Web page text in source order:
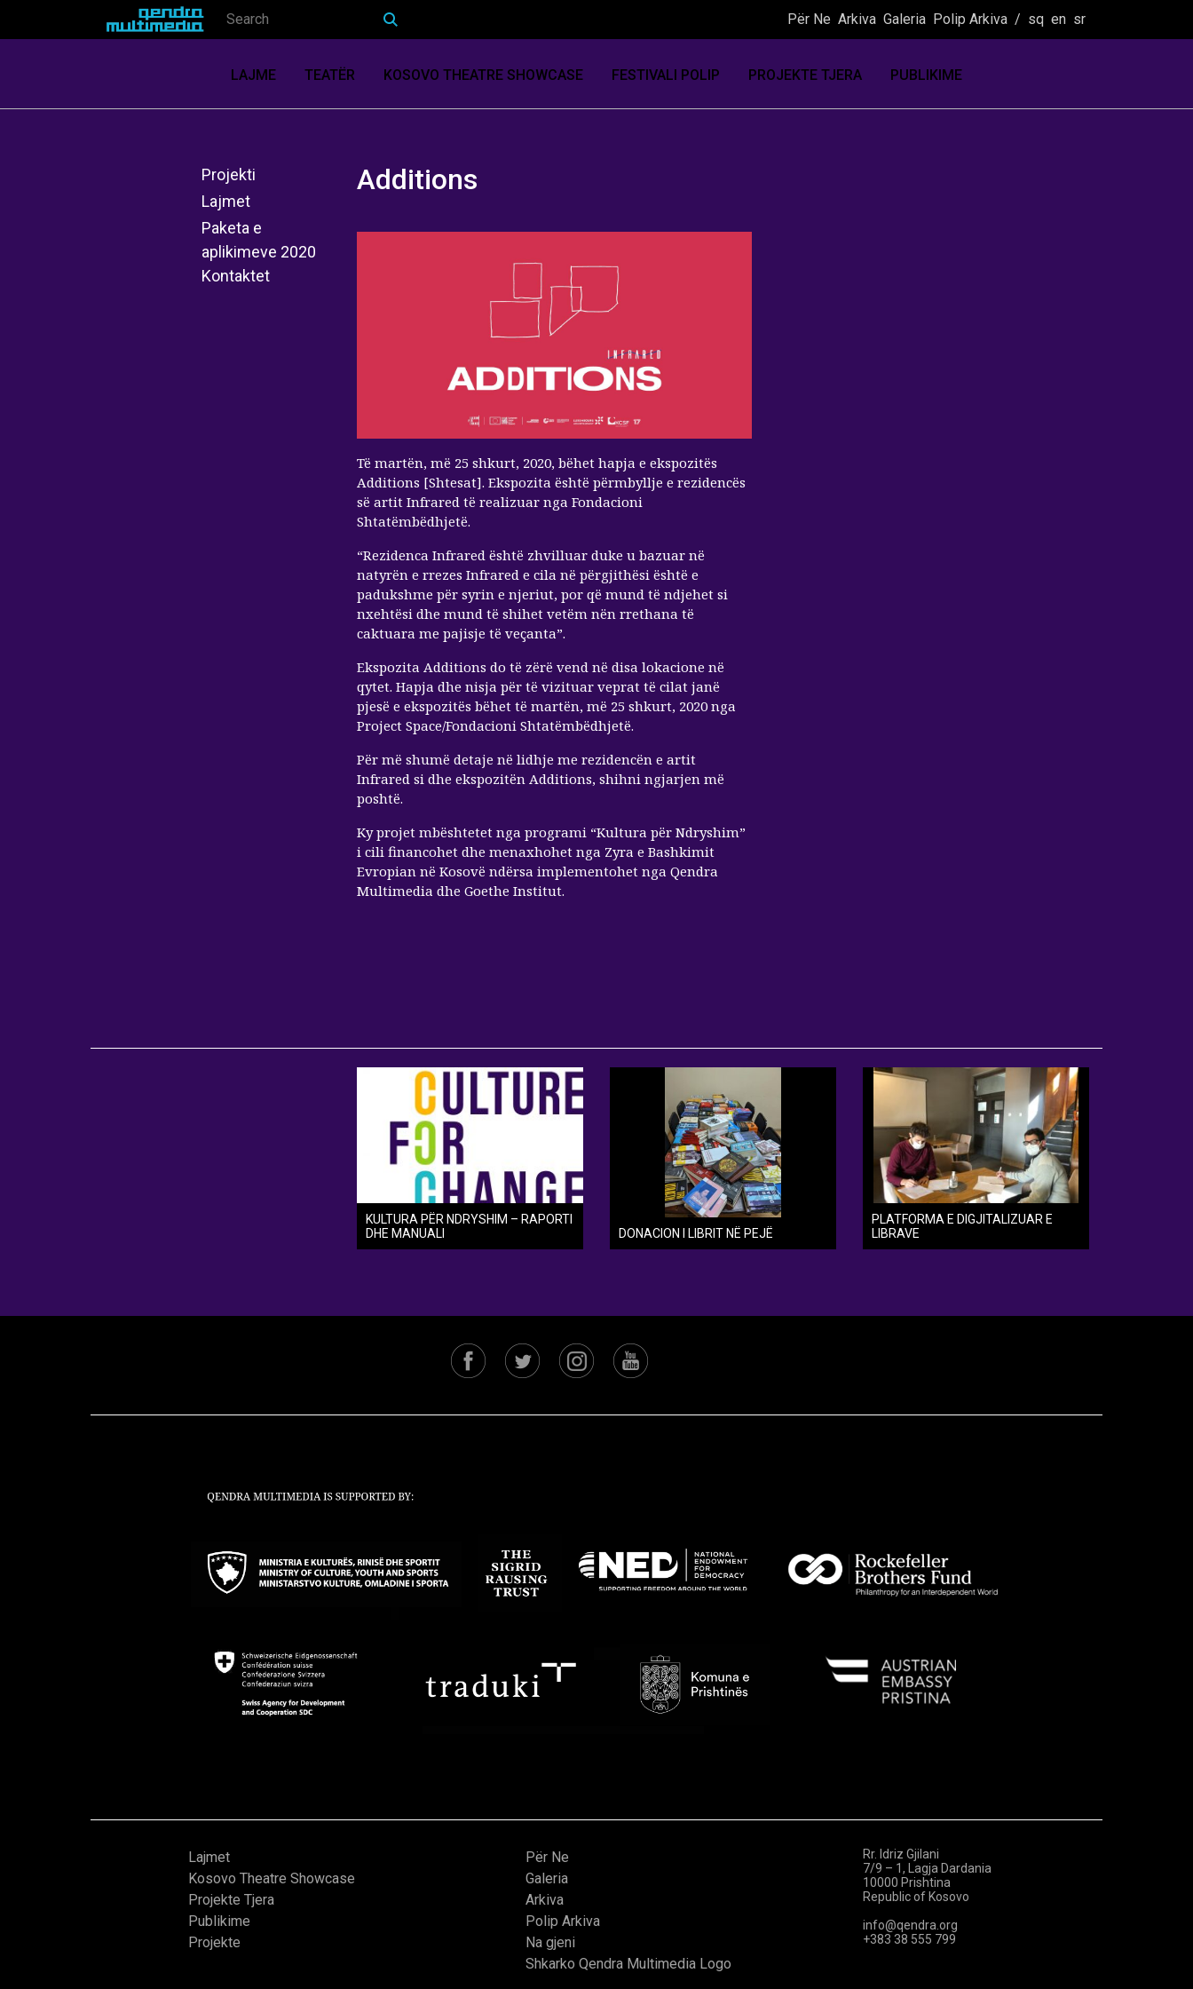
Për Ne Arkiva Galeria Polip Arkiva / sq en sr
LAJME TEATËR KOSOVO THEATRE SHOWCASE FESTIVALI POLIP PROJEKTE TJERA PUBLIKIME
Projekti
Lajmet
Paketa e
aplikimeve 2020
Kontaktet
Additions
Të martën, më 25 shkurt, 2020, bëhet hapja e ekspozitës
Additions [Shtesat]. Ekspozita është përmbyllje e rezidencës
së artit Infrared të realizuar nga Fondacioni
Shtatëmbëdhjetë.
“Rezidenca Infrared është zhvilluar duke u bazuar në
natyrën e rrezes Infrared e cila në përgjithësi është e
padukshme për syrin e njeriut, por që mund të ndjehet si
nxehtësi dhe mund të shihet vetëm nën rrethana të
caktuara me pajisje të veçanta”.
Ekspozita Additions do të zërë vend në disa lokacione në
qytet. Hapja dhe nisja për të vizituar veprat të cilat janë
pjesë e ekspozitës bëhet të martën, më 25 shkurt, 2020 nga
Project Space/Fondacioni Shtatëmbëdhjetë.
Për më shumë detaje në lidhje me rezidencën e artit
Infrared si dhe ekspozitën Additions, shihni ngjarjen më
poshtë.
Ky projet mbështetet nga programi “Kultura për Ndryshim”
i cili financohet dhe menaxhohet nga Zyra e Bashkimit
Evropian në Kosovë ndërsa implementohet nga Qendra
Multimedia dhe Goethe Institut.
KULTURA PËR NDRYSHIM – RAPORTI
DHE MANUALI
DONACION I LIBRIT NË PEJË
PLATFORMA E DIGJITALIZUAR E
LIBRAVE
Lajmet
Kosovo Theatre Showcase
Projekte Tjera
Publikime
Projekte
Për Ne
Galeria
Arkiva
Polip Arkiva
Na gjeni
Shkarko Qendra Multimedia Logo
Rr. Idriz Gjilani
7/9 – 1, Lagja Dardania
10000 Prishtina
Republic of Kosovo
info@qendra.org
+383 38 555 799